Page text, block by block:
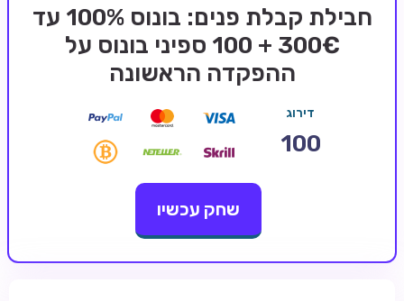
בלאקג'ק אונליין
בונוסים בקזינו אונליין
חבילת קבלת פנים: בונוס 100% עד
300€ + 100 ספיני בונוס על
ההפקדה הראשונה
דירוג
100
שחק עכשיו